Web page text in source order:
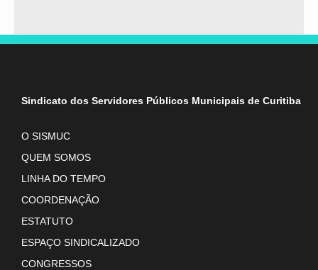
Sindicato dos Servidores Públicos Municipais de Curitiba
O SISMUC
QUEM SOMOS
LINHA DO TEMPO
COORDENAÇÃO
ESTATUTO
ESPAÇO SINDICALIZADO
CONGRESSOS